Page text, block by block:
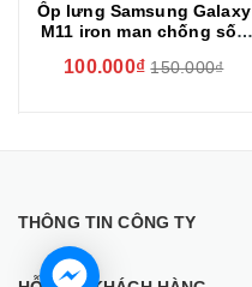
Ốp lưng Samsung Galaxy
M11 iron man chống sốc
100.000₫ 150.000₫
THÔNG TIN CÔNG TY